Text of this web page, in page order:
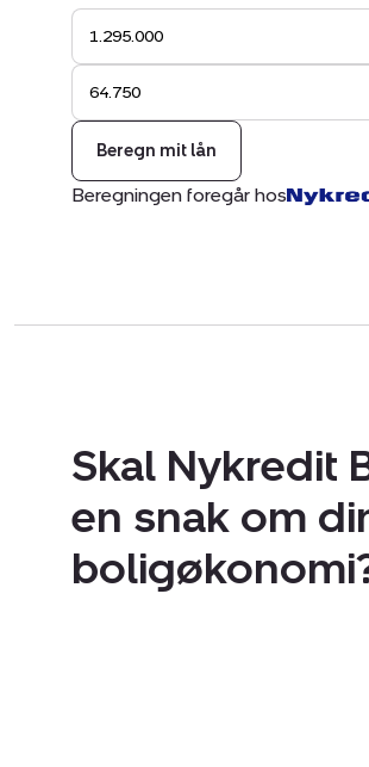
Beregn mit lån
Beregningen foregår hos
Skal Nykredit
en snak om